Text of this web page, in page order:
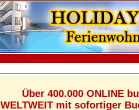
Über 400.000 ONLINE
WELTWEIT mit sofortiger